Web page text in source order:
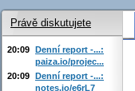
Právě diskutujete
20:09 Denní report -...:
paiza.io/projec...
20:09 Denní report -...:
notes.io/e6rL7